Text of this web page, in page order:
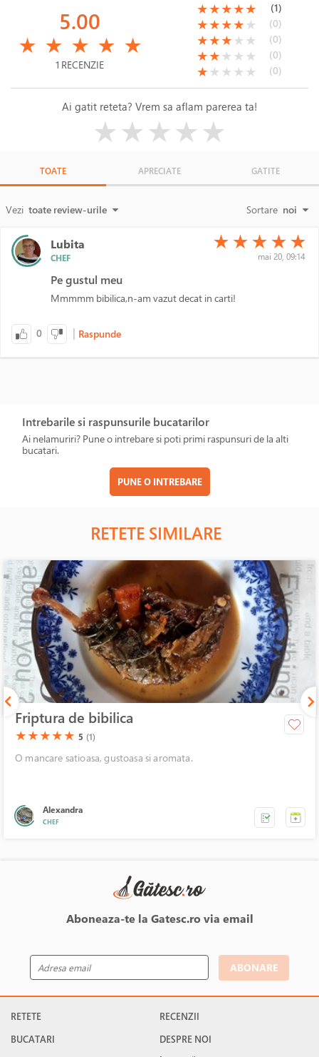
5.00
★ ★ ★ ★ ★
1 RECENZIE
(*)
★(*)
★(*)
★(*)
★(*)
★ (1)
(*)
★(*)
★(*)
★(*)
★( )
★ (0)
(*)
★(*)
★(*)
★( )
★ ( )
★ (0)
(*)
★(*)
★( )
★ ( )
★ ( )
★ (0)
(*)
★( )
★ ( )
★ ( )
★ ( )
★ (0)
Ai gatit reteta? Vrem sa aflam parerea ta!
★★★★★
TOATE APRECIATE GATITE
Vezi toate review-urile Sortare noi
Lubita
CHEF
(*)
★ (*)
★ (*)
★ (*)
★ (*)
★
mai 20, 09:14
Pe gustul meu
Mmmmm bibilica,n-am vazut decat in carti!
0 | Raspunde
Intrebarile si raspunsurile bucatarilor
Ai nelamuriri? Pune o intrebare si poti primi raspunsuri de la alti
bucatari.
PUNE O INTREBARE
RETETE SIMILARE
Friptura de bibilica
(*)
★(*)
★(*)
★(*)
★(*)
★ 5 (1)
O mancare satioasa, gustoasa si aromata.
Alexandra
CHEF
Aboneaza-te la Gatesc.ro via email
ABONARE
RETETE
BUCATARI
RECENZII
DESPRE NOI